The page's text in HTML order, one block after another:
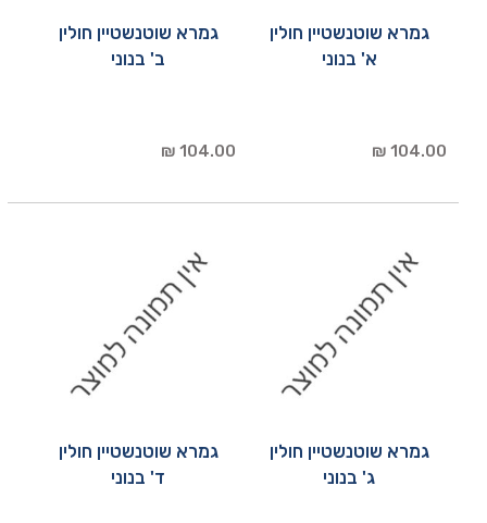
גמרא שוטנשטיין חולין
א' בנוני
104.00 ₪
גמרא שוטנשטיין חולין
ב' בנוני
104.00 ₪
גמרא שוטנשטיין חולין
ג' בנוני
גמרא שוטנשטיין חולין
ד' בנוני